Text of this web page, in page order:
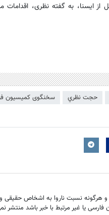
از ایسنا، به گفته نظری،
حجت نظري سخنگوی کمیسیون
هرگونه نسبت ناروا به اشخاص
فارسی یا غیر مرتبط با خبر باشد منتشر